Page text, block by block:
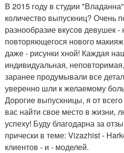
В 2015 году в студии
количество выпускниц? Очень
разнообразие вкусов девушек -
повторяющегося нового
даже - рисунки хной! Каждая
индивидуальная,
заранее продумывали все
уверенно шли к желаемому
Дорогие выпускницы, я от
вас найти свое место в жизни,
успеху! Буду благодарна за
прически в теме: Vizazhist -
клиентов - и - моделей.